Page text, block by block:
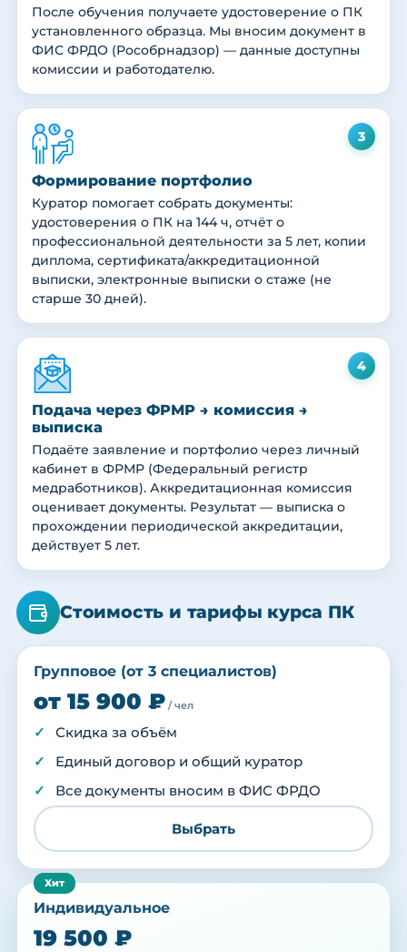
После обучения получаете удостоверение о ПК
установленного образца. Мы вносим документ в
ФИС ФРДО (Рособрнадзор) — данные доступны
комиссии и работодателю.
3
Формирование портфолио
Куратор помогает собрать документы:
удостоверения о ПК на 144 ч, отчёт о
профессиональной деятельности за 5 лет, копии
диплома, сертификата/аккредитационной
выписки, электронные выписки о стаже (не
старше 30 дней).
4
Подача через ФРМР → комиссия →
выписка
Подаёте заявление и портфолио через личный
кабинет в ФРМР (Федеральный регистр
медработников). Аккредитационная комиссия
оценивает документы. Результат — выписка о
прохождении периодической аккредитации,
действует 5 лет.
Стоимость и тарифы курса ПК
Групповое (от 3 специалистов)
от 15 900 ₽ / чел
Скидка за объём
Единый договор и общий куратор
Все документы вносим в ФИС ФРДО
Выбрать
Индивидуальное
19 500 ₽